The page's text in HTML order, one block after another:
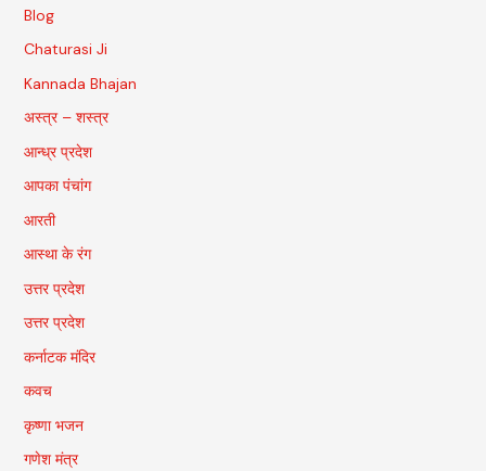
Blog
Chaturasi Ji
Kannada Bhajan
अस्त्र – शस्त्र
आन्ध्र प्रदेश
आपका पंचांग
आरती
आस्था के रंग
उत्तर प्रदेश
उत्तर प्रदेश
कर्नाटक मंदिर
कवच
कृष्णा भजन
गणेश मंत्र